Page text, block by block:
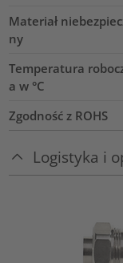
Materiał
ny
Temperatura
a w °C
Zgodność z ROHS
Logistyka i